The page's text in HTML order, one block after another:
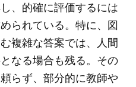
、的確に評価するには
られている。特に、図
複雑な答案では、人間
なる場合も残る。その
らず、部分的に教師や